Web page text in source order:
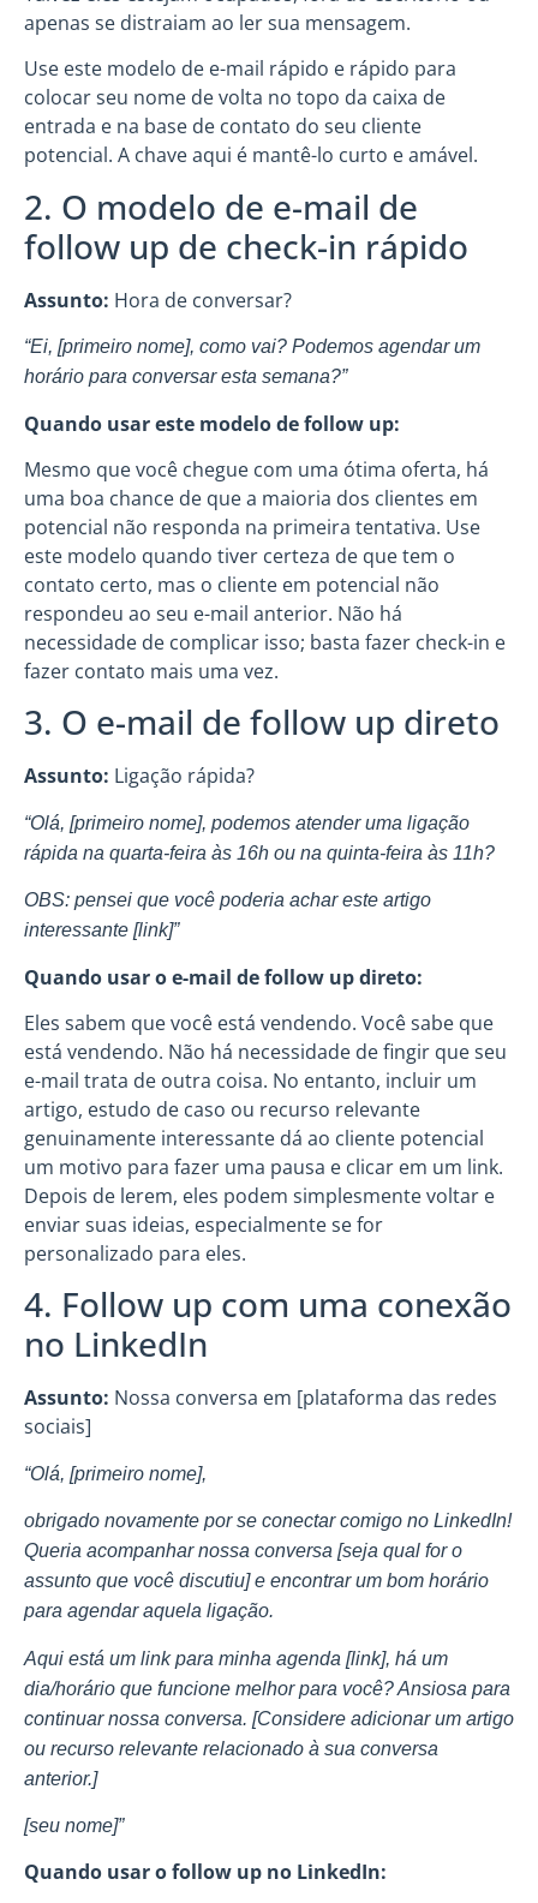
apenas se distraiam ao ler sua mensagem.
Use este modelo de e-mail rápido e rápido para
colocar seu nome de volta no topo da caixa de
entrada e na base de contato do seu cliente
potencial. A chave aqui é mantê-lo curto e amável.
2. O modelo de e-mail de
follow up de check-in rápido
Assunto: Hora de conversar?
“Ei, [primeiro nome], como vai? Podemos agendar um
horário para conversar esta semana?”
Quando usar este modelo de follow up:
Mesmo que você chegue com uma ótima oferta, há
uma boa chance de que a maioria dos clientes em
potencial não responda na primeira tentativa. Use
este modelo quando tiver certeza de que tem o
contato certo, mas o cliente em potencial não
respondeu ao seu e-mail anterior. Não há
necessidade de complicar isso; basta fazer check-in e
fazer contato mais uma vez.
3. O e-mail de follow up direto
Assunto: Ligação rápida?
“Olá, [primeiro nome], podemos atender uma ligação
rápida na quarta-feira às 16h ou na quinta-feira às 11h?
OBS: pensei que você poderia achar este artigo
interessante [link]”
Quando usar o e-mail de follow up direto:
Eles sabem que você está vendendo. Você sabe que
está vendendo. Não há necessidade de fingir que seu
e-mail trata de outra coisa. No entanto, incluir um
artigo, estudo de caso ou recurso relevante
genuinamente interessante dá ao cliente potencial
um motivo para fazer uma pausa e clicar em um link.
Depois de lerem, eles podem simplesmente voltar e
enviar suas ideias, especialmente se for
personalizado para eles.
4. Follow up com uma conexão
no LinkedIn
Assunto: Nossa conversa em [plataforma das redes
sociais]
“Olá, [primeiro nome],
obrigado novamente por se conectar comigo no LinkedIn!
Queria acompanhar nossa conversa [seja qual for o
assunto que você discutiu] e encontrar um bom horário
para agendar aquela ligação.
Aqui está um link para minha agenda [link], há um
dia/horário que funcione melhor para você? Ansiosa para
continuar nossa conversa. [Considere adicionar um artigo
ou recurso relevante relacionado à sua conversa
anterior.]
[seu nome]”
Quando usar o follow up no LinkedIn: